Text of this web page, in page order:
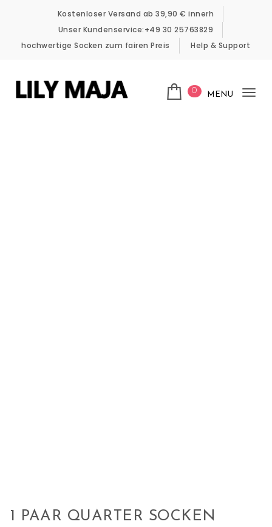
Kostenloser Versand ab 39,90 € innerh
Unser Kundenservice:+49 30 25763829
hochwertige Socken zum fairen Preis
Help & Support
0 MENU
1 PAAR QUARTER SOCKEN